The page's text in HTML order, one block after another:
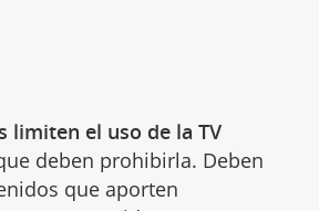
limiten el uso de la TV
deben prohibirla. Deben
que aporten